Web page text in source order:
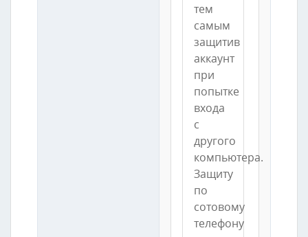
тем
самым
защитив
аккаунт
при
попытке
входа
с
другого
компьютера.
Защиту
по
сотовому
телефону